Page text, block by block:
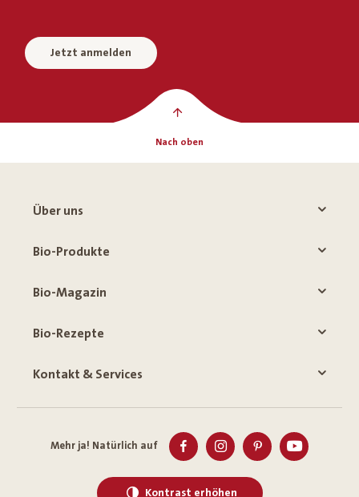
Jetzt anmelden
Nach oben
Über uns
Bio-Produkte
Bio-Magazin
Bio-Rezepte
Kontakt & Services
Mehr ja! Natürlich auf
Kontrast erhöhen